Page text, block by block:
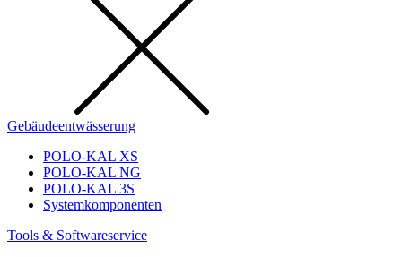
Gebäudeentwässerung
POLO-KAL XS
POLO-KAL NG
POLO-KAL 3S
Systemkomponenten
Tools & Softwareservice